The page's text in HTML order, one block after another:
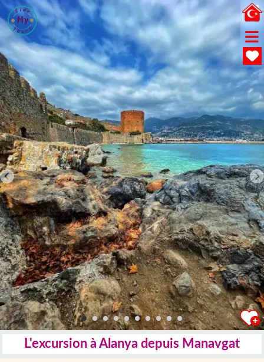
L'excursion à Alanya depuis Manavgat